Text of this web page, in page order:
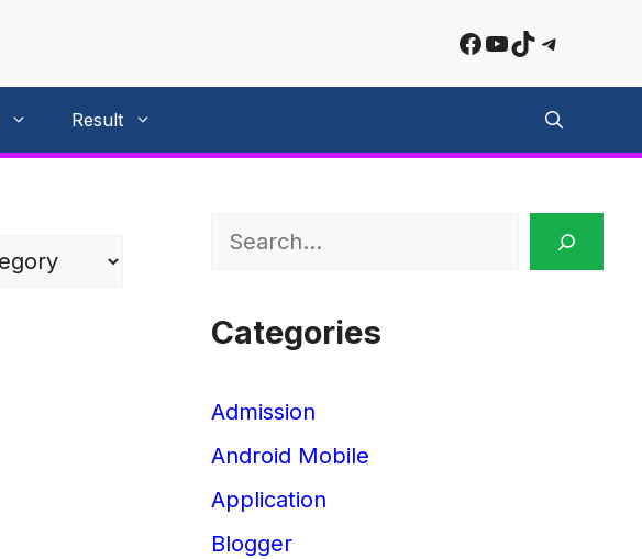
Facebook
YouTube
TikTok
Result
Search
Categories
Admission
Android Mobile
Application
Blogger